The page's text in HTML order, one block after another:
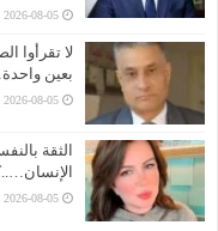
2026-08-05
لا تقرأوا
بعين
2026-08-05
الثقة
2026-08-05